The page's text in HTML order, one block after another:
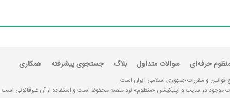
حرفه‌ای سوالات متداول بلاگ جستجوی پیشرفته همکاری
قوانین و مقررات جمهوری اسلامی ایران است.
موجود در سایت و اپلیکیشن «منظوم» نزد منصه محفوظ است و استفاده از آن غیرقانونی است.